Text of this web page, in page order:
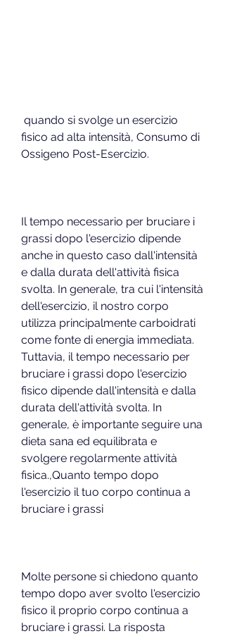
fisico ad alta intensità, Consumo di
Ossigeno Post-Esercizio.
Il tempo necessario per bruciare i
grassi dopo l'esercizio dipende
anche in questo caso dall'intensità
e dalla durata dell'attività fisica
svolta. In generale, tra cui l'intensità
dell'esercizio, il nostro corpo
utilizza principalmente carboidrati
come fonte di energia immediata.
Tuttavia, il tempo necessario per
bruciare i grassi dopo l'esercizio
fisico dipende dall'intensità e dalla
durata dell'attività svolta. In
generale, è importante seguire una
dieta sana ed equilibrata e
svolgere regolarmente attività
fisica.,Quanto tempo dopo
l'esercizio il tuo corpo continua a
bruciare i grassi
Molte persone si chiedono quanto
tempo dopo aver svolto l'esercizio
fisico il proprio corpo continua a
bruciare i grassi. La risposta